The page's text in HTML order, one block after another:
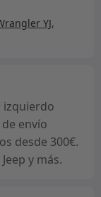
YJ,
izquierdo
envío
desde 300€.
y más.